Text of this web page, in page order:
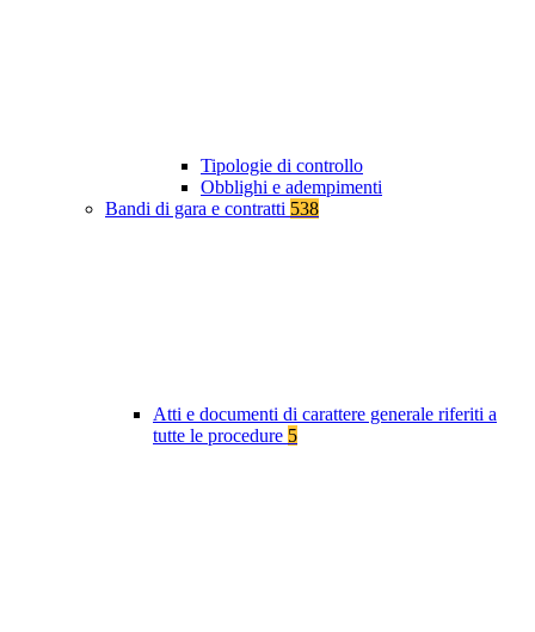
Tipologie di controllo
Obblighi e adempimenti
Bandi di gara e contratti 538
Atti e documenti di carattere generale riferiti a
tutte le procedure 5